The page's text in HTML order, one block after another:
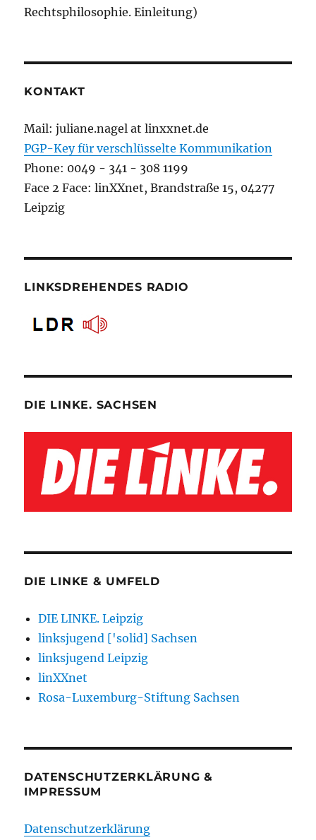
Rechtsphilosophie. Einleitung)
KONTAKT
Mail: juliane.nagel at linxxnet.de
PGP-Key für verschlüsselte Kommunikation
Phone: 0049 - 341 - 308 1199
Face 2 Face: linXXnet, Brandstraße 15, 04277
Leipzig
LINKSDREHENDES RADIO
DIE LINKE. SACHSEN
DIE LINKE & UMFELD
DIE LINKE. Leipzig
linksjugend ['solid] Sachsen
linksjugend Leipzig
linXXnet
Rosa-Luxemburg-Stiftung Sachsen
DATENSCHUTZERKLÄRUNG &
IMPRESSUM
Datenschutzerklärung